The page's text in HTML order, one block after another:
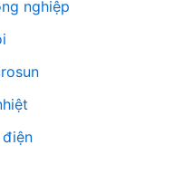
nghiệp
điện